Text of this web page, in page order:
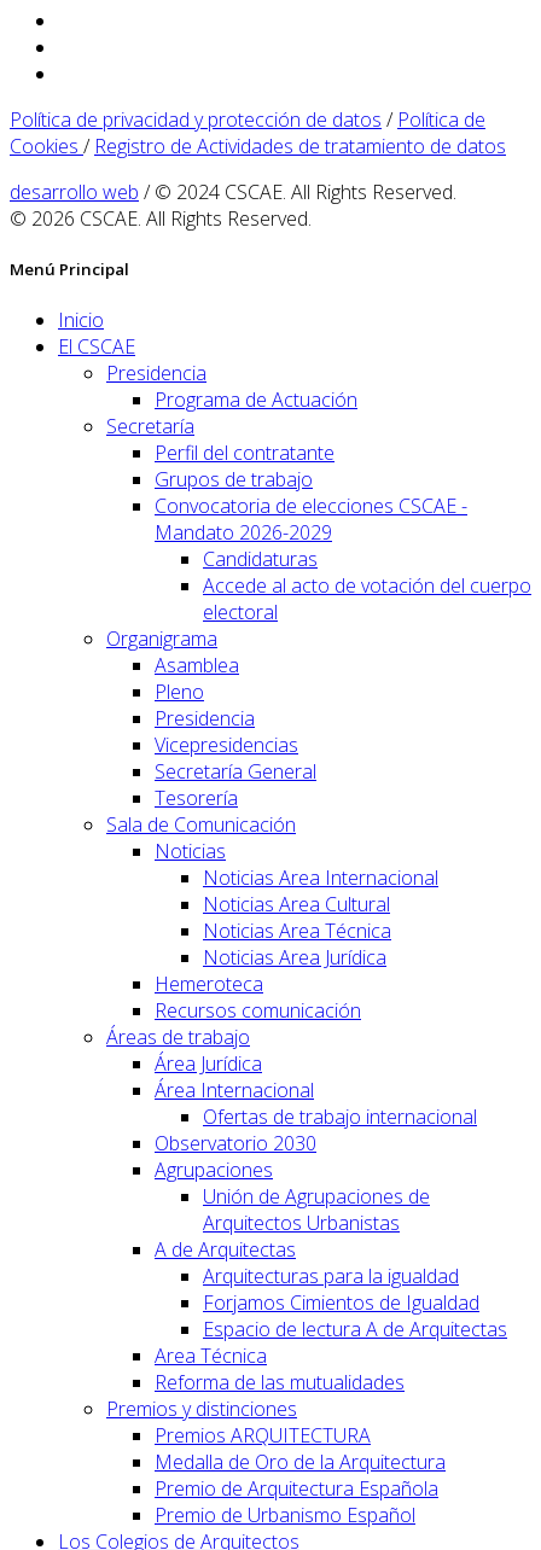
Política de privacidad y protección de datos / Política de
Cookies / Registro de Actividades de tratamiento de datos
desarrollo web / © 2024 CSCAE. All Rights Reserved.
© 2026 CSCAE. All Rights Reserved.
Menú Principal
Inicio
El CSCAE
Presidencia
Programa de Actuación
Secretaría
Perfil del contratante
Grupos de trabajo
Convocatoria de elecciones CSCAE -
Mandato 2026-2029
Candidaturas
Accede al acto de votación del cuerpo
electoral
Organigrama
Asamblea
Pleno
Presidencia
Vicepresidencias
Secretaría General
Tesorería
Sala de Comunicación
Noticias
Noticias Area Internacional
Noticias Area Cultural
Noticias Area Técnica
Noticias Area Jurídica
Hemeroteca
Recursos comunicación
Áreas de trabajo
Área Jurídica
Área Internacional
Ofertas de trabajo internacional
Observatorio 2030
Agrupaciones
Unión de Agrupaciones de
Arquitectos Urbanistas
A de Arquitectas
Arquitecturas para la igualdad
Forjamos Cimientos de Igualdad
Espacio de lectura A de Arquitectas
Area Técnica
Reforma de las mutualidades
Premios y distinciones
Premios ARQUITECTURA
Medalla de Oro de la Arquitectura
Premio de Arquitectura Española
Premio de Urbanismo Español
Los Colegios de Arquitectos